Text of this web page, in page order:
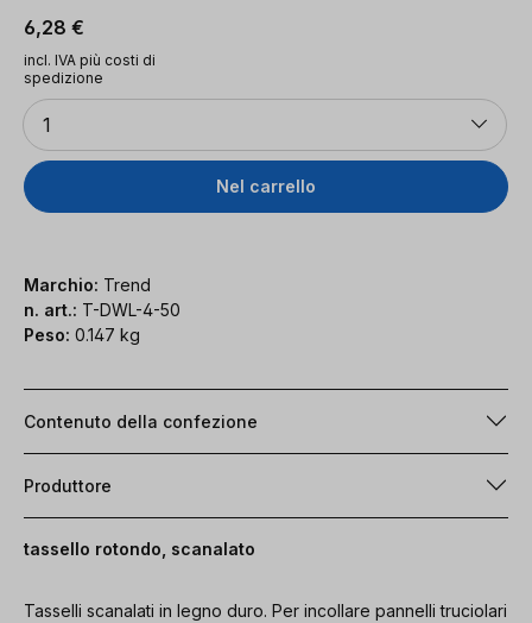
Prezzo normale:
6,28 €
incl. IVA più costi di
spedizione
Quantità
1
Nel carrello
Marchio: Trend
n. art.: T-DWL-4-50
Peso: 0.147 kg
Contenuto della confezione
Produttore
tassello rotondo, scanalato
Tasselli scanalati in legno duro. Per incollare pannelli truciolari